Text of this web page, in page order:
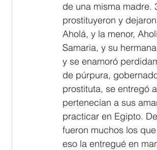
Hebrews/Hebreos James/
2 John/2 Juan 3 John/3 Juan
de una misma madre.
prostituyeron y
Aholá, y la menor,
Samaria, y su
y se enamoró
de púrpura,
prostituta, se entregó
pertenecían a sus
practicar en Egipto.
fueron muchos los
eso la entregué en